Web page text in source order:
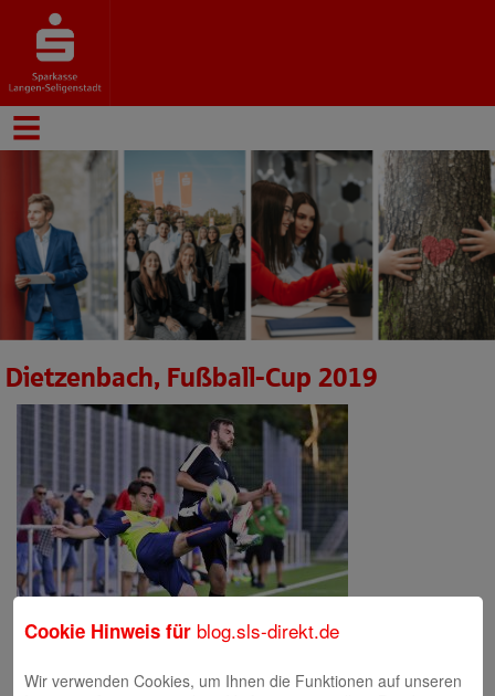
Dietzenbach, Fußball-Cup 2019
Cookie Hinweis für blog.sls-direkt.de
Wir verwenden Cookies, um Ihnen die Funktionen auf unseren